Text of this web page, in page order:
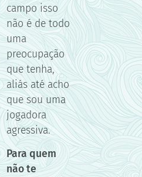
campo isso
não é de todo
uma
preocupação
que tenha,
aliás até acho
que sou uma
jogadora
agressiva.
Para quem
não te